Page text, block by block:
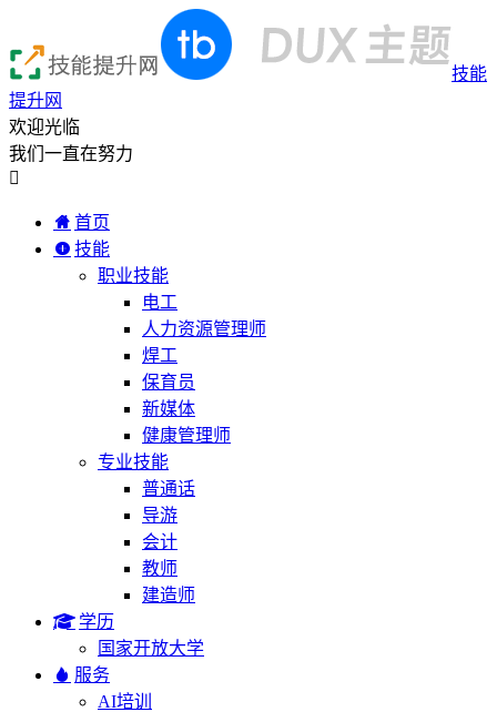
技能
提升网
欢迎光临
我们一直在努力

首页
技能
职业技能
电工
人力资源管理师
焊工
保育员
新媒体
健康管理师
专业技能
普通话
导游
会计
教师
建造师
学历
国家开放大学
服务
AI培训